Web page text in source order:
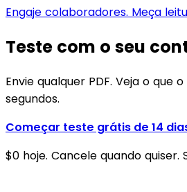
Engaje colaboradores. Meça
Teste com o seu
Envie qualquer PDF. Veja o que
segundos.
Começar teste grátis de 14
$0 hoje. Cancele quando quiser.